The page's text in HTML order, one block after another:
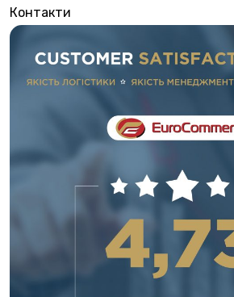
Контакти